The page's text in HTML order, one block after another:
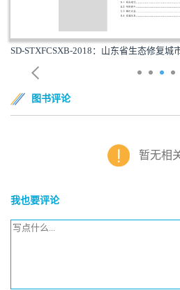
SD-STXFCSXB-2018：山东省生态修复城
图书评论
暂无相
我也要评论